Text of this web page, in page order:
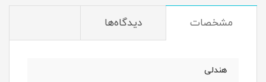
مشخصات دیدگاه‌ها
هندلی